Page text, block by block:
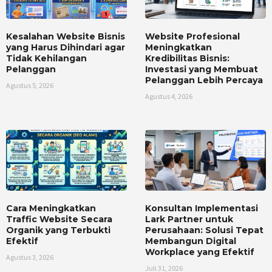
Kesalahan Website Bisnis
yang Harus Dihindari agar
Tidak Kehilangan
Pelanggan
Agustus 5, 2026
Website Profesional
Meningkatkan
Kredibilitas Bisnis:
Investasi yang Membuat
Pelanggan Lebih Percaya
Agustus 4, 2026
Cara Meningkatkan
Traffic Website Secara
Organik yang Terbukti
Efektif
Agustus 3, 2026
Konsultan Implementasi
Lark Partner untuk
Perusahaan: Solusi Tepat
Membangun Digital
Workplace yang Efektif
Juli 31, 2026